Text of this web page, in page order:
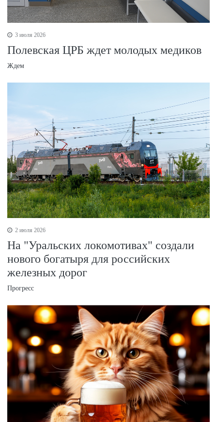
3 июля 2026
Полевская ЦРБ ждет молодых медиков
Ждем
2 июля 2026
На "Уральских локомотивах" создали
нового богатыря для российских
железных дорог
Прогресс